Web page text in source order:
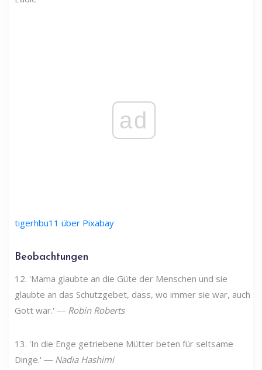
ad
tigerhbu11 über Pixabay
Beobachtungen
12. 'Mama glaubte an die Güte der Menschen und sie
glaubte an das Schutzgebet, dass, wo immer sie war, auch
Gott war.' ― Robin Roberts
13. 'In die Enge getriebene Mütter beten für seltsame
Dinge.' ― Nadia Hashimi